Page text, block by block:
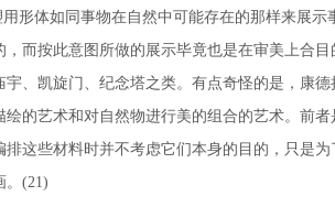
体如同事物在自然中可能存在的那样来展
而按此意图所做的展示毕竟也是在审美上合
、凯旋门、纪念塔之类。有点奇怪的是，康
艺术和对自然物进行美的组合的艺术。前
这些材料时并不考虑它们本身的目的，只是
。(21)